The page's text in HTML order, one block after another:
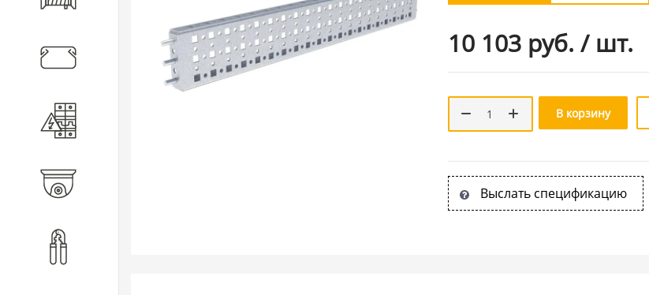
Кабеленесущие системы 10 103 руб. / шт.
В корзину
Выслать спецификацию